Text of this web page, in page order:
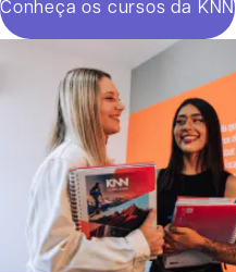
Conheça os cursos da KNN